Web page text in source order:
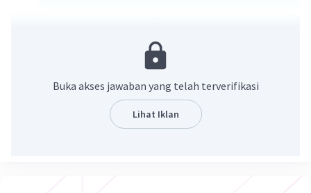
29 September 2024 00:42
makasihh
Buka akses jawaban yang telah terverifikasi
Lihat Iklan